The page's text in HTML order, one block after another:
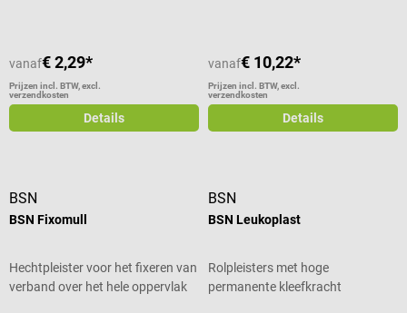
vanaf€ 2,29*
Prijzen incl. BTW, excl.
verzendkosten
Details
vanaf€ 10,22*
Prijzen incl. BTW, excl.
verzendkosten
Details
BSN
BSN Fixomull
Hechtpleister voor het fixeren van
verband over het hele oppervlak
BSN
BSN Leukoplast
Rolpleisters met hoge
permanente kleefkracht